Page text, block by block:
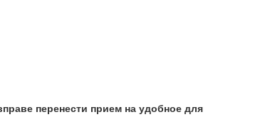
перенести прием на удобное для